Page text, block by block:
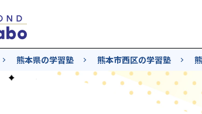
熊本県の学習塾 熊本市西区の学習塾